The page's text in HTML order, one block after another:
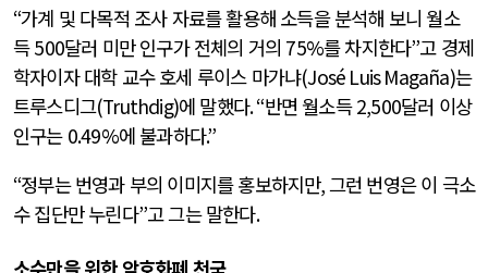
“가계 및 다목적 조사 자료를 활용해 소득을 분석해 보니 월소
득500달러 미만 인구가 전체의 거의 75%를 차지한다”고 경제
학자이자 대학 교수 호세 루이스 마가냐(José Luis Magaña)는
트루스디그(Truthdig)에 말했다. “반면 월소득2,500달러 이상
인구는 0.49%에 불과하다.”
“정부는 번영과 부의 이미지를 홍보하지만,그런 번영은 이 극소
수 집단만 누린다”고 그는 말한다.